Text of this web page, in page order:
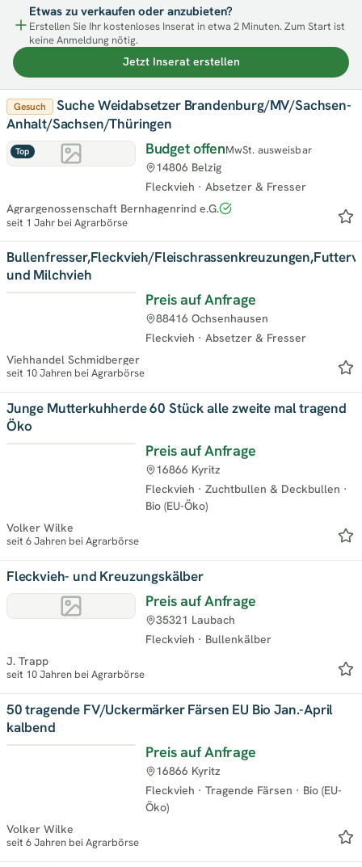
Etwas zu verkaufen oder anzubieten?
Erstellen Sie Ihr kostenloses Inserat in etwa 2 Minuten. Zum Start ist
keine Anmeldung nötig.
Jetzt Inserat erstellen
Top
Gesuch
Suche Weidabsetzer Brandenburg/MV/Sachsen-
Anhalt/Sachsen/Thüringen
Budget offenMwSt. ausweisbar
Fleckvieh · Absetzer & Fresser
14806 Belzig
Agrargenossenschaft Bernhagenrind e.G.
seit 1 Jahr bei Agrarbörse
Bullenfresser,Fleckvieh/
und Milchvieh
Preis auf Anfrage
Fleckvieh · Absetzer & Fresser
88416 Ochsenhausen
Viehhandel Schmidberger
seit 10 Jahren bei Agrarbörse
Junge Mutterkuhherde 60 Stück alle zweite mal tragend
Öko
Preis auf Anfrage
Fleckvieh · Zuchtbullen & Deckbullen ·
Bio (EU-Öko)
16866 Kyritz
Volker Wilke
seit 6 Jahren bei Agrarbörse
Fleckvieh- und Kreuzungskälber
Preis auf Anfrage
Fleckvieh · Bullenkälber
35321 Laubach
J. Trapp
seit 10 Jahren bei Agrarbörse
50 tragende FV/Uckermärker Färsen EU Bio Jan.-April
kalbend
Preis auf Anfrage
Fleckvieh · Tragende Färsen · Bio (EU-
Öko)
16866 Kyritz
Volker Wilke
seit 6 Jahren bei Agrarbörse